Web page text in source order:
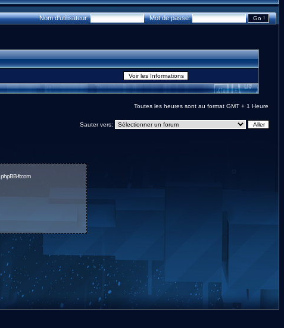
Nom d'utilisateur: Mot de passe:
Toutes les heures sont au format GMT + 1 Heure
Sauter vers:
phpBB-fr.com